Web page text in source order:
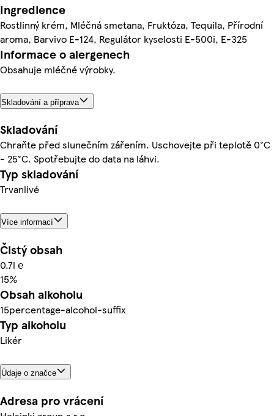
Ingredience
Rostlinný krém, Mléčná smetana, Fruktóza, Tequila, Přírodní
aroma, Barvivo E-124, Regulátor kyselosti E-500i, E-325
Informace o alergenech
Obsahuje mléčné výrobky.
Skladování a příprava
Skladování
Chraňte před slunečním zářením. Uschovejte při teplotě 0°C
- 25°C. Spotřebujte do data na láhvi.
Typ skladování
Trvanlivé
Více informací
Čistý obsah
0.7l ℮
15%
Obsah alkoholu
15percentage-alcohol-suffix
Typ alkoholu
Likér
Údaje o značce
Adresa pro vrácení